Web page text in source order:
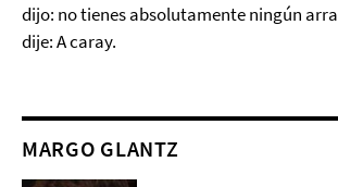
dijo: no tienes absolutamente ningún
dije: A caray.
MARGO GLANTZ